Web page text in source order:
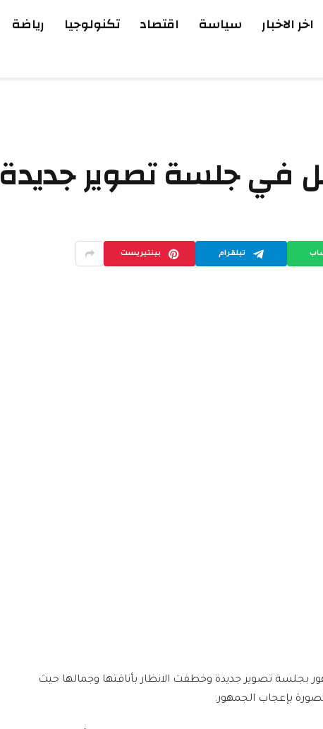
اخر الاخبار سياسة اقتصاد تكنولوجيا رياضة
في جلسة تصوير جديدة
تيلقرام بينتيريست
بجلسة تصوير جديدة وخطفت الانظار بأناقتها وجمالها حيث
بإعجاب الجمهور.